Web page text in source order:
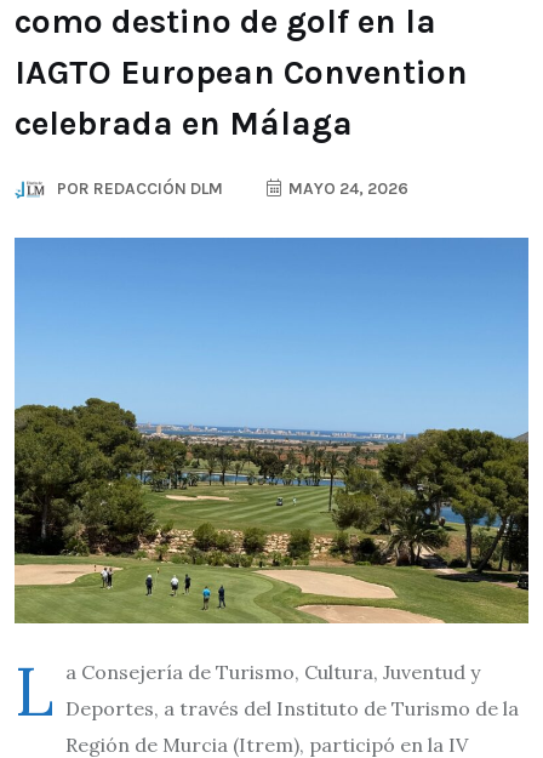
como destino de golf en la
IAGTO European Convention
celebrada en Málaga
POR REDACCIÓN DLM MAYO 24, 2026
L a Consejería de Turismo, Cultura, Juventud y
Deportes, a través del Instituto de Turismo de la
Región de Murcia (Itrem), participó en la IV